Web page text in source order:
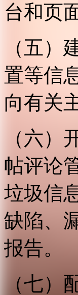
台和页
（五
置等信
向有关
（六
帖评论
垃圾信
缺陷、
报告。
（七